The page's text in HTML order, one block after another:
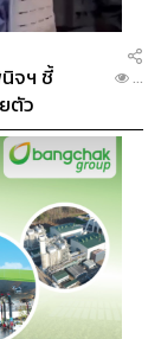
จฯ ชี้
ตัว
...